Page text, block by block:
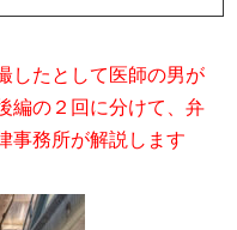
したとして医師の男が
編の２回に分けて、弁
事務所が解説します